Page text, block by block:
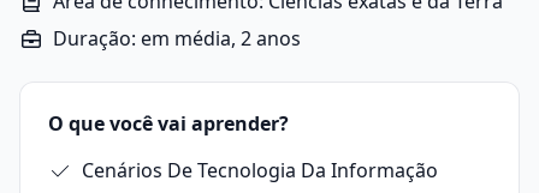
Duração: em média, 2 anos
O que você vai aprender?
Cenários De Tecnologia Da Informação